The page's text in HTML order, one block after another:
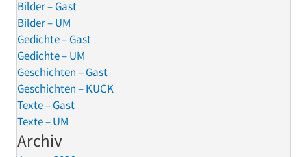
Bilder – Gast
Bilder – UM
Gedichte – Gast
Gedichte – UM
Geschichten – Gast
Geschichten – KUCK
Texte – Gast
Texte – UM
Archiv